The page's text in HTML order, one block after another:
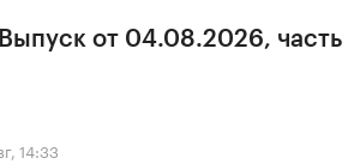
от 04.08.2026, часть
14:33